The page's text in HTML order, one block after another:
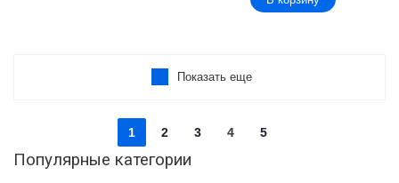
Показать еще
1 2 3 4 5
Популярные категории